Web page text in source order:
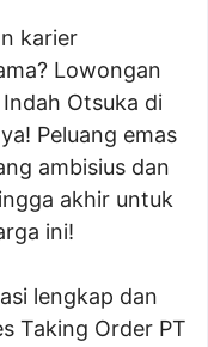
karier
Lowongan
Otsuka di
Peluang emas
ambisius dan
akhir untuk
ini!
lengkap dan
Taking Order PT